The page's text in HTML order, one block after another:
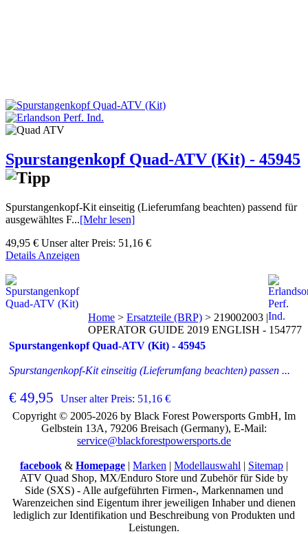
Spurstangenkopf Quad-ATV (Kit) - 45945
Spurstangenkopf-Kit einseitig (Lieferumfang beachten) passend für
ausgewähltes F...[Mehr lesen]
49,95 € Unser alter Preis: 51,16 €
Details Anzeigen
Spurstangenkopf Quad-ATV (Kit) - 45945
Spurstangenkopf-Kit einseitig (Lieferumfang beachten) passen ...
€ 49,95 Unser alter Preis: 51,16 €
Home > Ersatzteile (BRP) > 219002003 |
OPERATOR GUIDE 2019 ENGLISH - 154777
Copyright © 2005-2026 by Black Forest Powersports GmbH, Im
Gelbstein 13A, 79206 Breisach (Germany), E-Mail:
service@blackforestpowersports.de
facebook & Homepage | Marken | Modellauswahl | Sitemap |
ATV Quad Shop, MX/Enduro Store und Zubehör für Side by
Side (SXS) - Alle aufgeführten Firmen-, Markennamen und
Warenzeichen sind Eigentum ihrer jeweiligen Inhaber und dienen
lediglich zur Identifikation und Beschreibung von Produkten und
Leistungen.